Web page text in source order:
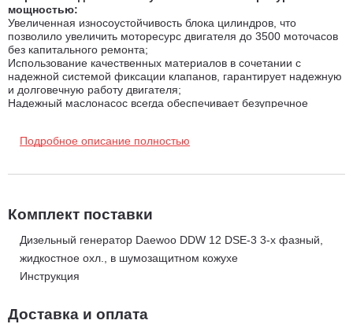
мощностью:
Увеличенная износоустойчивость блока цилиндров, что
позволило увеличить моторесурс двигателя до 3500 моточасов
без капитального ремонта;
Использование качественных материалов в сочетании с
надежной системой фиксации клапанов, гарантирует надежную
и долговечную работу двигателя;
Надежный маслонасос всегда обеспечивает безупречное
обеспечивает надежную фильтрацию воздуха для горения.
синхронными альтернаторами с медной обмоткой. Обмотка из
меди не перегревается, выдерживает большие нагрузки по
сравнению с другими материалами, обладает отличной
токоотдачей. Изготавливаются на автоматической линии, что
делает невозможным присутствие дефектов связанных с
человеческим фактором, также применена улучшенная укладка
под динамической нагрузкой на высокоточном оборудовании с
Подробное описание полностью
Комплект поставки
Дизельный генератор Daewoo DDW 12 DSE-3 3-х фазный,
жидкостное охл., в шумозащитном кожухе
Инструкция
Доставка и оплата